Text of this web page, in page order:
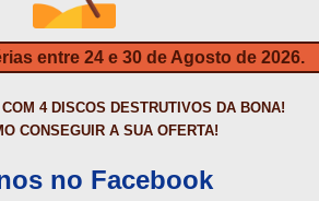
À VISTA REVESTIMENTO DE TANQUES E
TINTA PROTEÇÃOTINTASTRATAMENTO
entre 24 e 30 de Agosto de 2026.
4 DISCOS DESTRUTIVOS DA BONA!
CONSEGUIR A SUA OFERTA!
no Facebook